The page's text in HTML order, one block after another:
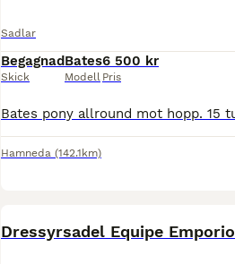
Sadlar
Begagnad
Skick
Bates
Modell
6 500 kr
Pris
Hamneda (142.1km)
Dressyrsadel Equipe Emporio